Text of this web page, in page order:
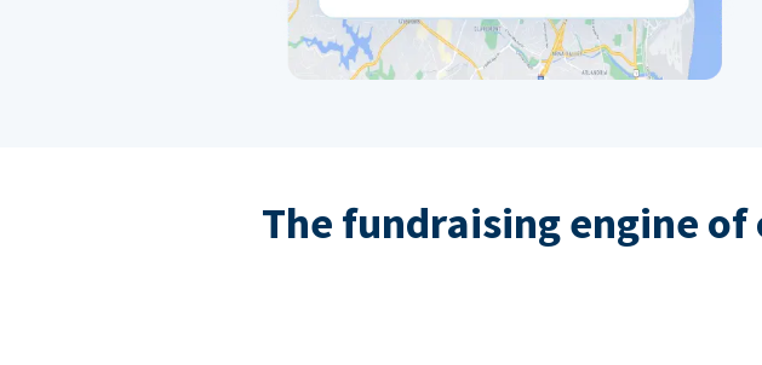
The fundraising engine